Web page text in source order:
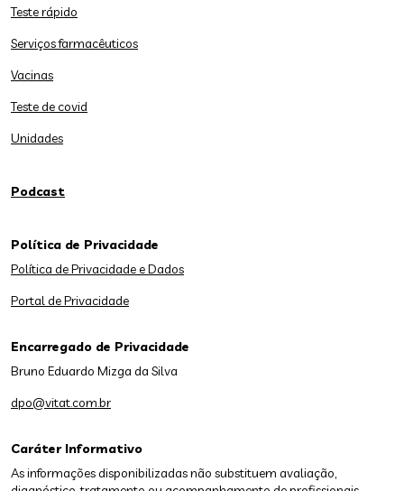
Teste rápido
Serviços farmacêuticos
Vacinas
Teste de covid
Unidades
Podcast
Caráter Informativo
As informações disponibilizadas não substituem avaliação,
Política de Privacidade
Política de Privacidade e Dados
Portal de Privacidade
Encarregado de Privacidade
Bruno Eduardo Mizga da Silva
dpo@vitat.com.br